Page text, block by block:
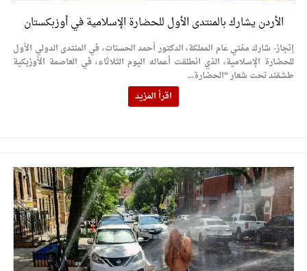
الأردن يشارك بالمنتدى الأول للحضارة الإسلامية في أوزبكستان
إنجاز- شارك مفتي عام المملكة، الدكتور أحمد الحسنات، في المنتدى الدولي الأول
للحضارة الإسلامية، الذي انطلقت أعماله اليوم الثلاثاء، في العاصمة الأوزبكية
طشقند تحت شعار “الحضارة...
اقرأ المزيد